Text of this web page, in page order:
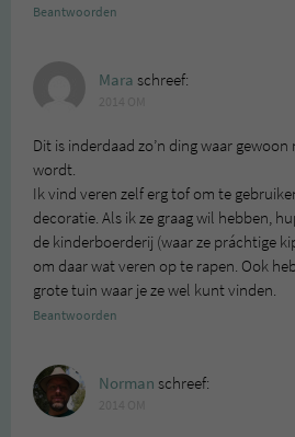
Beantwoorden
Mara schreef:
Dit is inderdaad zo’n ding waar
wordt.
Ik vind veren zelf erg tof om te
decoratie. Als ik ze graag wil hebben,
de kinderboerderij (waar ze práchtige
om daar wat veren op te rapen. Ook
grote tuin waar je ze wel kunt vinden.
Beantwoorden
Norman schreef: